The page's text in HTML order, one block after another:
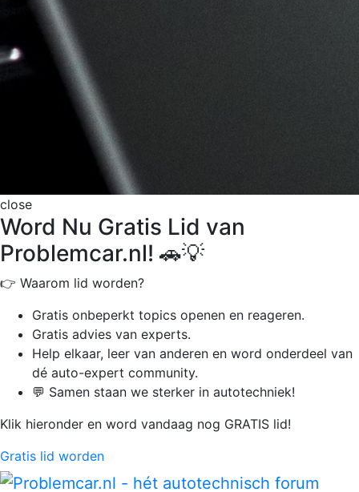
close
Word Nu Gratis Lid van
Problemcar.nl! 🚗💡
👉 Waarom lid worden?
Gratis onbeperkt topics openen en reageren.
Gratis advies van experts.
Help elkaar, leer van anderen en word onderdeel van
dé auto-expert community.
💬 Samen staan we sterker in autotechniek!
Klik hieronder en word vandaag nog GRATIS lid!
Gratis lid worden